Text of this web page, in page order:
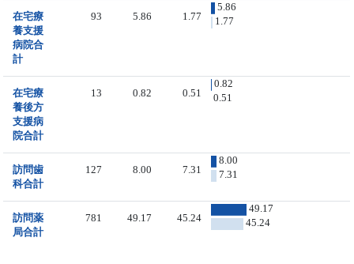
在宅療
養支援
病院合
計
93 5.86 1.77
5.86
1.77
在宅療
養後方
支援病
院合計
13 0.82 0.51
0.82
0.51
訪問歯
科合計
127 8.00 7.31
8.00
7.31
訪問薬
局合計
781 49.17 45.24
49.17
45.24